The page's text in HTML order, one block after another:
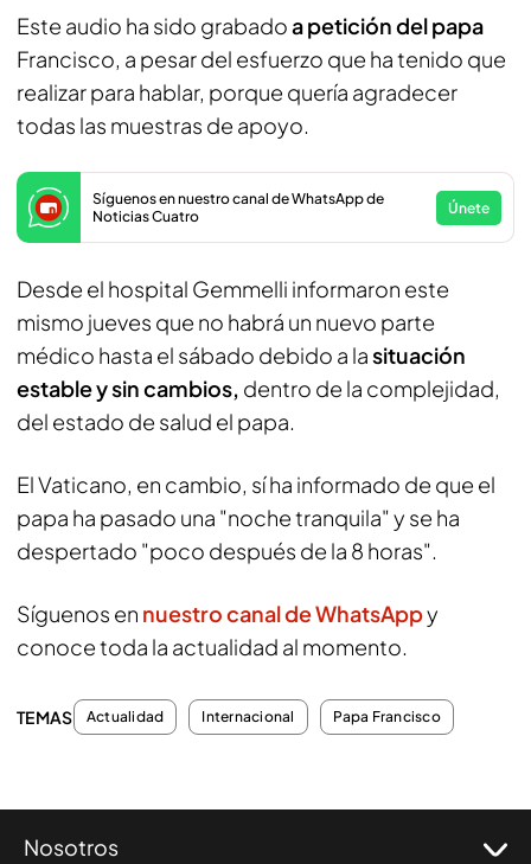
Este audio ha sido grabadoa petición del papa
Francisco, a pesar del esfuerzo que ha tenido que
realizar para hablar, porque quería agradecer
todas las muestras de apoyo.
Síguenos en nuestro canal de WhatsApp de
Noticias Cuatro
Únete
Desde el hospital Gemmelli informaron este
mismo jueves que no habrá un nuevo parte
médico hasta el sábado debido a lasituación
estable y sin cambios, dentro de la complejidad,
del estado de salud el papa.
El Vaticano, en cambio, sí ha informado de que el
papa ha pasado una "noche tranquila" y se ha
despertado "poco después de la 8 horas".
Síguenos en nuestro canal de WhatsAppy
conoce toda la actualidad al momento.
TEMAS Actualidad Internacional Papa Francisco
Nosotros